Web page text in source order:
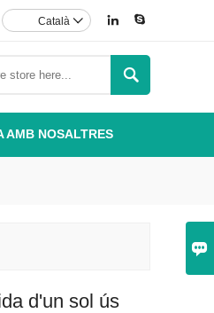

 
Català 

AMB NOSALTRES
d'un sol ús